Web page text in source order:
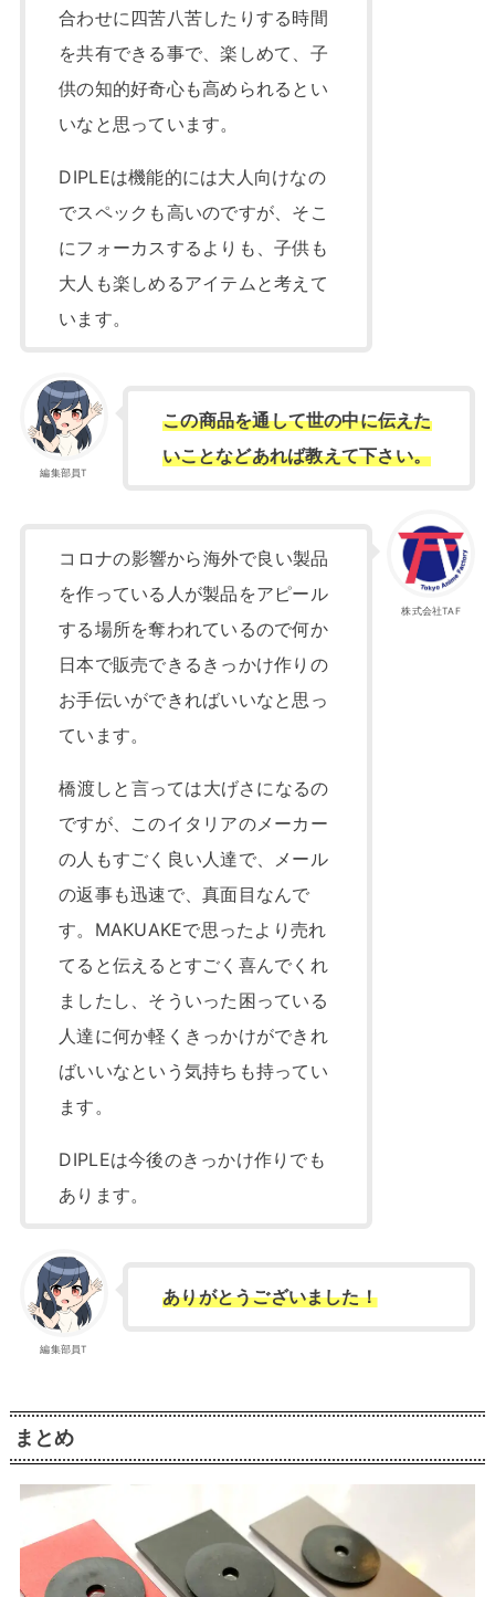
合わせに四苦八苦したりする時間
を共有できる事で、楽しめて、子
供の知的好奇心も高められるとい
いなと思っています。
DIPLEは機能的には大人向けなの
でスペックも高いのですが、そこ
にフォーカスするよりも、子供も
大人も楽しめるアイテムと考えて
います。
編集部員T
この商品を通して世の中に伝えた
いことなどあれば教えて下さい。
株式会社TAF
コロナの影響から海外で良い製品
を作っている人が製品をアピール
する場所を奪われているので何か
日本で販売できるきっかけ作りの
お手伝いができればいいなと思っ
ています。
橋渡しと言っては大げさになるの
ですが、このイタリアのメーカー
の人もすごく良い人達で、メール
の返事も迅速で、真面目なんで
す。MAKUAKEで思ったより売れ
てると伝えるとすごく喜んでくれ
ましたし、そういった困っている
人達に何か軽くきっかけができれ
ばいいなという気持ちも持ってい
ます。
DIPLEは今後のきっかけ作りでも
あります。
編集部員T
ありがとうございました！
まとめ